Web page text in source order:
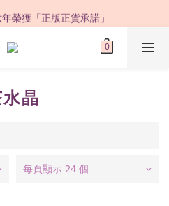
，即享 88 折 !
榮獲「正版正貨承諾」
HKD500，即享 88 折 !
晶
每頁顯示 24 個